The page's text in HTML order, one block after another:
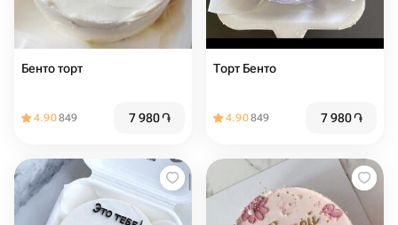
Бенто торт ️
4.90849 7 980֏
Торт Бенто
4.90849 7 980֏